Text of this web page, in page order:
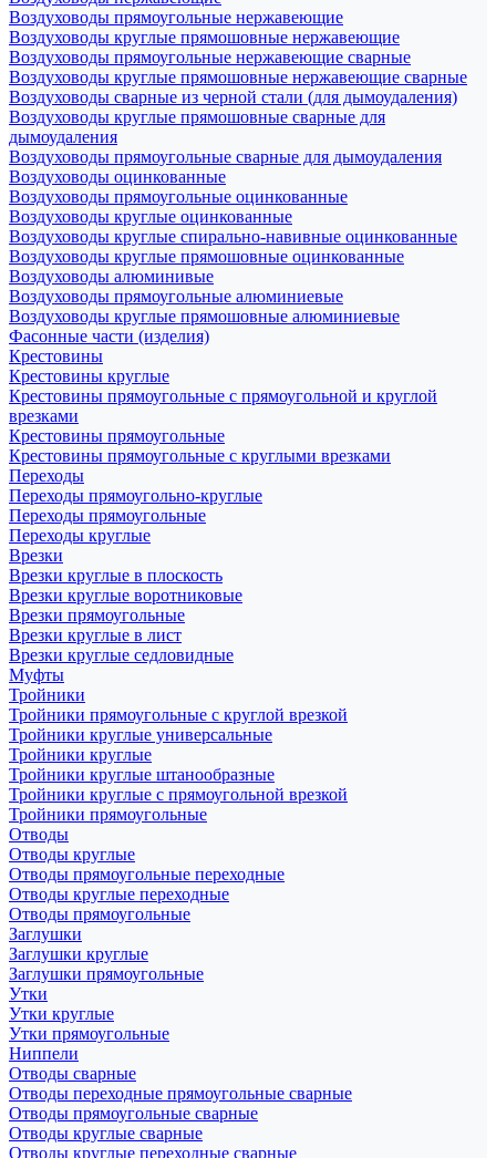
Воздуховоды прямоугольные нержавеющие
Воздуховоды круглые прямошовные нержавеющие
Воздуховоды прямоугольные нержавеющие сварные
Воздуховоды круглые прямошовные нержавеющие сварные
Воздуховоды сварные из черной стали (для дымоудаления)
Воздуховоды круглые прямошовные сварные для
дымоудаления
Воздуховоды прямоугольные сварные для дымоудаления
Воздуховоды оцинкованные
Воздуховоды прямоугольные оцинкованные
Воздуховоды круглые оцинкованные
Воздуховоды круглые спирально-навивные оцинкованные
Воздуховоды круглые прямошовные оцинкованные
Воздуховоды алюминивые
Воздуховоды прямоугольные алюминиевые
Воздуховоды круглые прямошовные алюминиевые
Фасонные части (изделия)
Крестовины
Крестовины круглые
Крестовины прямоугольные с прямоугольной и круглой
врезками
Крестовины прямоугольные
Крестовины прямоугольные с круглыми врезками
Переходы
Переходы прямоугольно-круглые
Переходы прямоугольные
Переходы круглые
Врезки
Врезки круглые в плоскость
Врезки круглые воротниковые
Врезки прямоугольные
Врезки круглые в лист
Врезки круглые седловидные
Муфты
Тройники
Тройники прямоугольные с круглой врезкой
Тройники круглые универсальные
Тройники круглые
Тройники круглые штанообразные
Тройники круглые с прямоугольной врезкой
Тройники прямоугольные
Отводы
Отводы круглые
Отводы прямоугольные переходные
Отводы круглые переходные
Отводы прямоугольные
Заглушки
Заглушки круглые
Заглушки прямоугольные
Утки
Утки круглые
Утки прямоугольные
Ниппели
Отводы сварные
Отводы переходные прямоугольные сварные
Отводы прямоугольные сварные
Отводы круглые сварные
Отводы круглые переходные сварные